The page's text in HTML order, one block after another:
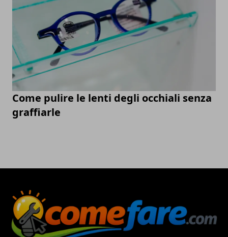
Come pulire le lenti degli occhiali senza
graffiarle